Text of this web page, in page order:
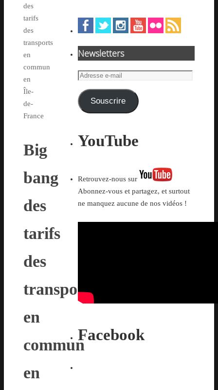
des
tarifs
des
transports
en
commun
en
Île-
de-
France
Big
bang
des
tarifs
des
transports
en
commun
en
Newsletters
Adresse
mail Souscrire
YouTube
Retrouvez-nous sur
Abonnez-vous et partagez, et surtout
ne manquez aucune de nos vidéos !
Facebook